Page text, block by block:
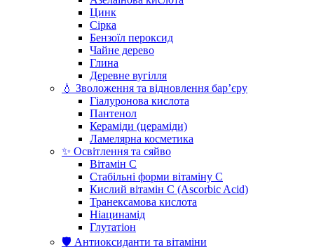
Цинк
Сірка
Бензоїл пероксид
Чайне дерево
Глина
Деревне вугілля
💧 Зволоження та відновлення бар’єру
Гіалуронова кислота
Пантенол
Кераміди (цераміди)
Ламелярна косметика
✨ Освітлення та сяйво
Вітамін С
Стабільні форми вітаміну С
Кислий вітамін С (Ascorbic Acid)
Транексамова кислота
Ніацинамід
Глутатіон
🛡️ Антиоксиданти та вітаміни